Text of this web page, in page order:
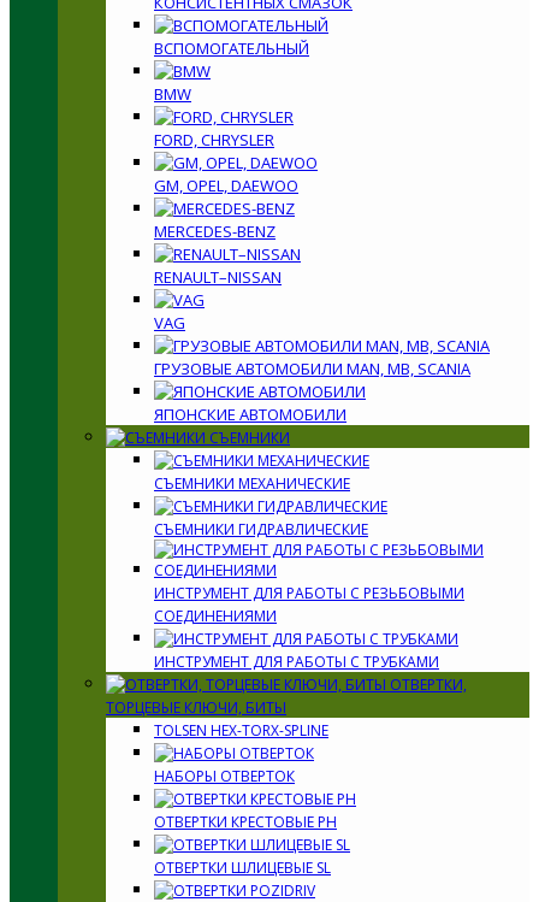
ВСПОМОГАТЕЛЬНЫЙ
BMW
FORD, CHRYSLER
GM, OPEL, DAEWOO
MERCEDES-BENZ
RENAULT–NISSAN
VAG
ГРУЗОВЫЕ АВТОМОБИЛИ MAN, MB, SCANIA
ЯПОНСКИЕ АВТОМОБИЛИ
СЪЕМНИКИ
СЪЕМНИКИ МЕХАНИЧЕСКИЕ
СЪЕМНИКИ ГИДРАВЛИЧЕСКИЕ
ИНСТРУМЕНТ ДЛЯ РАБОТЫ С РЕЗЬБОВЫМИ
СОЕДИНЕНИЯМИ
ИНСТРУМЕНТ ДЛЯ РАБОТЫ С ТРУБКАМИ
ОТВЕРТКИ,
ТОРЦЕВЫЕ КЛЮЧИ, БИТЫ
TOLSEN HEX-TORX-SPLINE
НАБОРЫ ОТВЕРТОК
ОТВЕРТКИ КРЕСТОВЫЕ PH
ОТВЕРТКИ ШЛИЦЕВЫЕ SL